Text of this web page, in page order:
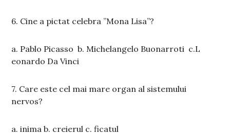
6. Cine a pictat celebra ”Mona Lisa”?
a. Pablo Picasso b. Michelangelo Buonarroti c.L
eonardo Da Vinci
7. Care este cel mai mare organ al sistemului
nervos?
a. inima b. creierul c. ficatul